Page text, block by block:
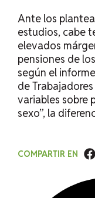
Ante los
estudios, cabe
elevados
pensiones de
según el
de Trabajadores
variables sobre
sexo”, la
COMPARTIR EN